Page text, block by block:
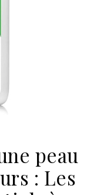
peau
: Les